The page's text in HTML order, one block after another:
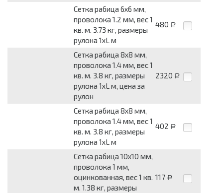
Сетка рабица 6x6 мм,
проволока 1.2 мм, вес 1
кв. м. 3.73 кг, размеры
рулона 1xL м
480 Р
Сетка рабица 8x8 мм,
проволока 1.4 мм, вес 1
кв. м. 3.8 кг, размеры
рулона 1xL м, цена за
рулон
2320 Р
Сетка рабица 8x8 мм,
проволока 1.4 мм, вес 1
кв. м. 3.8 кг, размеры
рулона 1xL м
402 Р
Сетка рабица 10x10 мм,
проволока 1 мм,
оцинкованная, вес 1 кв.
м. 1.38 кг, размеры
117 Р